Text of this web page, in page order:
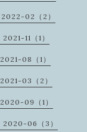
2022-02（2）
2021-11（1）
2021-08（1）
2021-03（2）
2020-09（1）
2020-06（3）